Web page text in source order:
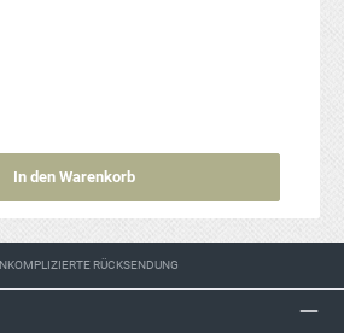
In den Warenkorb
RÜCKSENDUNG